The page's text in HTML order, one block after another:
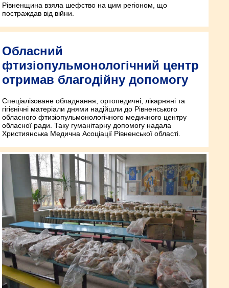
Рівненщина взяла шефство на цим регіоном, що
постраждав від війни.
Обласний
фтизіопульмонологічний центр
отримав благодійну допомогу
Спеціалізоване обладнання, ортопедичні, лікарняні та
гігієнічні матеріали днями надійшли до Рівненського
обласного фтизіопульмонологічного медичного центру
обласної ради. Таку гуманітарну допомогу надала
Християнська Медична Асоціації Рівненської області.